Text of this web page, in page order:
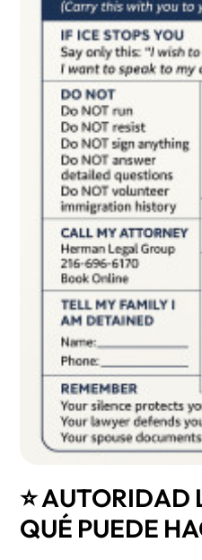
⭐ AUTORIDAD
QUÉ PUEDE